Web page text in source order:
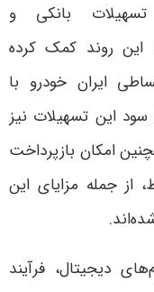
بانکی و
این روند کمک کرده
ایران خودرو با
این تسهیلات نیز
امکان بازپرداخت
از جمله مزایای این
.
دیجیتال، فرآیند